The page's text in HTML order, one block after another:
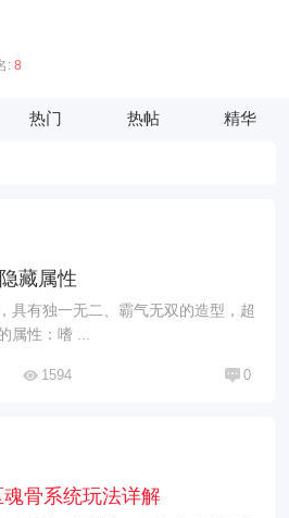
: 8
热门 热帖 精华
藏属性
具有独一无二、霸气无双的造型，超
属性：嗜 ...
1594 0
骨系统玩法详解